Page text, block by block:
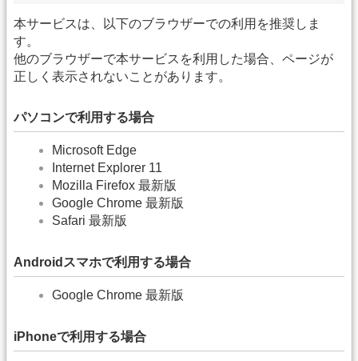
本サービスは、以下のブラウザーでの利用を推奨しま
す。
他のブラウザーで本サービスを利用した場合、ページが
正しく表示されないことがあります。
パソコンで利用する場合
Microsoft Edge
Internet Explorer 11
Mozilla Firefox 最新版
Google Chrome 最新版
Safari 最新版
Androidスマホで利用する場合
Google Chrome 最新版
iPhoneで利用する場合